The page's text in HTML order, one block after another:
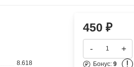
8.618
450 ₽
- +
Бонус: 9 !